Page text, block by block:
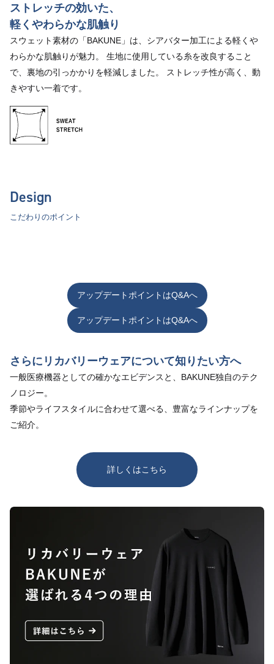
ストレッチの効いた、
軽くやわらかな肌触り
スウェット素材の「BAKUNE」は、シアバター加工による軽くや
わらかな肌触りが魅力。 生地に使用している糸を改良すること
で、裏地の引っかかりを軽減しました。 ストレッチ性が高く、動
きやすい一着です。
Design
こだわりのポイント
アップデートポイントはQ&Aへ
アップデートポイントはQ&Aへ
さらにリカバリーウェアについて知りたい方へ
一般医療機器としての確かなエビデンスと、BAKUNE独自のテク
ノロジー。
季節やライフスタイルに合わせて選べる、豊富なラインナップを
ご紹介。
詳しくはこちら